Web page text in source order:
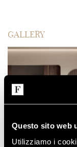
Questo sito web
Utilizziamo i
GALLERY